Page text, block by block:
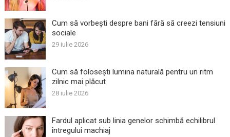
Cum să vorbești despre bani fără să creezi tensiuni
sociale
29 iulie 2026
Cum să folosești lumina naturală pentru un ritm
zilnic mai plăcut
28 iulie 2026
Fardul aplicat sub linia genelor schimbă echilibrul
întregului machiaj